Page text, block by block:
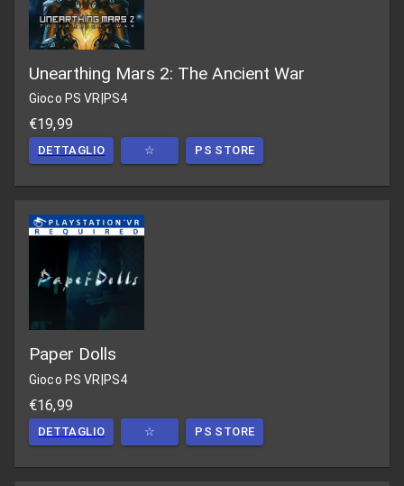
Unearthing Mars 2: The Ancient War
Gioco PS VR PS4
€19,99
DETTAGLIO ☆ PS STORE
Paper Dolls
Gioco PS VR PS4
€16,99
DETTAGLIO ☆ PS STORE